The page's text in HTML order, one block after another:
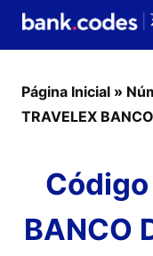
Página Inicial »
TRAVELEX
Código
BANCO